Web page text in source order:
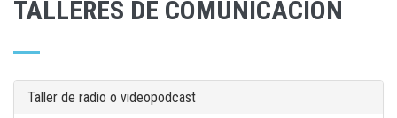
TALLERES DE COMUNICACIÓN
Taller de radio o videopodcast